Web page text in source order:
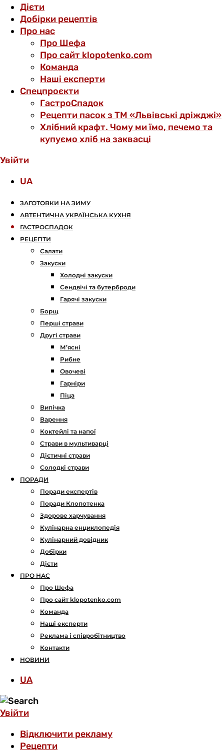
Дієти
Добірки рецептів
Про нас
Про Шефа
Про сайт klopotenko.com
Команда
Наші експерти
Спецпроєкти
ГастроСпадок
Рецепти пасок з ТМ «Львівські дріжджі»
Хлібний крафт. Чому ми їмо, печемо та
купуємо хліб на заквасці
Увійти
UA
ЗАГОТОВКИ НА ЗИМУ
АВТЕНТИЧНА УКРАЇНСЬКА КУХНЯ
ГАСТРОСПАДОК
РЕЦЕПТИ
Салати
Закуски
Холодні закуски
Сендвічі та бутерброди
Гарячі закуски
Борщ
Перші страви
Другі страви
М’ясні
Рибне
Овочеві
Гарніри
Піца
Випічка
Варення
Коктейлі та напої
Страви в мультиварці
Дієтичні страви
Солодкі страви
ПОРАДИ
Поради експертів
Поради Клопотенка
Здорове харчування
Кулінарна енциклопедія
Кулінарний довідник
Добірки
Дієти
ПРО НАС
Про Шефа
Про сайт klopotenko.com
Команда
Наші експерти
Реклама і співробітництво
Контакти
НОВИНИ
UA
Увійти
Відключити рекламу
Рецепти